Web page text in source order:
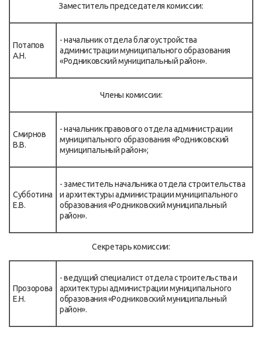
Заместитель председателя комиссии:
Потапов
А.Н.
- начальник отдела благоустройства
администрации муниципального образования
«Родниковский муниципальный район».
Члены комиссии:
Смирнов
В.В.
- начальник правового отдела администрации
муниципального образования «Родниковский
муниципальный район»;
Субботина
Е.В.
- заместитель начальника отдела строительства
и архитектуры администрации муниципального
образования «Родниковский муниципальный
район».
Секретарь комиссии:
Прозорова
Е.Н.
- ведущий специалист отдела строительства и
архитектуры администрации муниципального
образования «Родниковский муниципальный
район».